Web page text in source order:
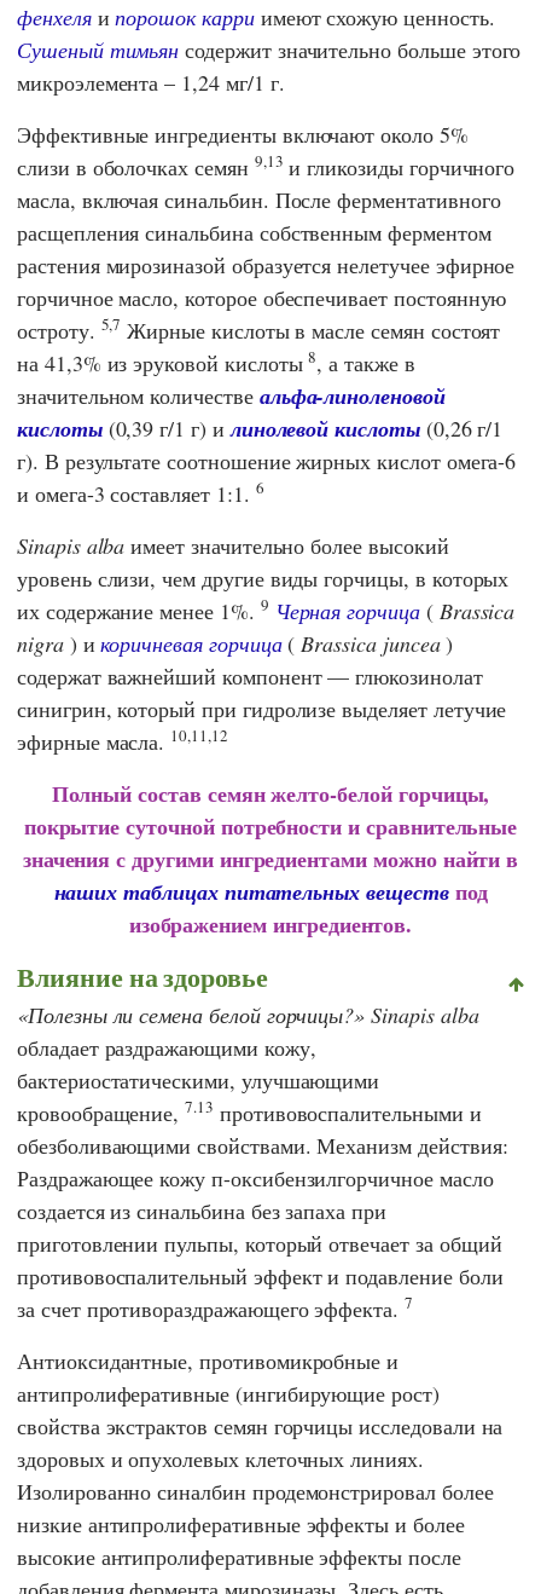
фенхеляипорошок карриимеют схожую ценность.
Сушеный тимьян содержит значительно больше этого
микроэлемента – 1,24 мг/1 г.
Эффективные ингредиенты включают около 5%
слизи в оболочках семян 9,13 и гликозиды горчичного
масла, включая синальбин. После ферментативного
расщепления синальбина собственным ферментом
растения мирозиназой образуется нелетучее эфирное
горчичное масло, которое обеспечивает постоянную
остроту. 5,7 Жирные кислоты в масле семян состоят
на 41,3% из эруковой кислоты8, а также в
значительном количестве альфа-линоленовой
кислоты(0,39 г/1 г) илинолевой кислоты(0,26 г/1
г). В результате соотношение жирных кислот омега-6
и омега-3 составляет 1:1. 6
Sinapis alba имеет значительно более высокий
уровень слизи, чем другие виды горчицы, в которых
их содержание менее 1%. 9 Черная горчица( Brassica
nigra) икоричневая горчица(Brassica juncea)
содержат важнейший компонент — глюкозинолат
синигрин, который при гидролизе выделяет летучие
эфирные масла. 10,11,12
Полный состав семян желто-белой горчицы,
покрытие суточной потребности и сравнительные
значения с другими ингредиентами можно найти в
наших таблицах питательных веществпод
изображением ингредиентов.
Влияние на здоровье
Полезны ли семена белой горчицы? Sinapis alba
обладает раздражающими кожу,
бактериостатическими, улучшающими
кровообращение,7.13 противовоспалительными и
обезболивающими свойствами. Механизм действия:
Раздражающее кожу п-оксибензилгорчичное масло
создается из синальбина без запаха при
приготовлении пульпы, который отвечает за общий
противовоспалительный эффект и подавление боли
за счет противораздражающего эффекта. 7
Антиоксидантные, противомикробные и
антипролиферативные (ингибирующие рост)
свойства экстрактов семян горчицы исследовали на
здоровых и опухолевых клеточных линиях.
Изолированно синалбин продемонстрировал более
низкие антипролиферативные эффекты и более
высокие антипролиферативные эффекты после